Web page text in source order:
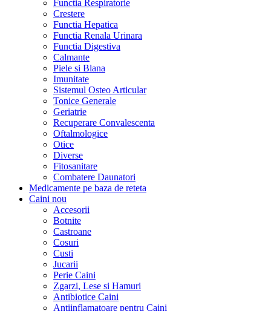
Functia Respiratorie
Crestere
Functia Hepatica
Functia Renala Urinara
Functia Digestiva
Calmante
Piele si Blana
Imunitate
Sistemul Osteo Articular
Tonice Generale
Geriatrie
Recuperare Convalescenta
Oftalmologice
Otice
Diverse
Fitosanitare
Combatere Daunatori
Medicamente pe baza de reteta
Caini nou
Accesorii
Botnite
Castroane
Cosuri
Custi
Jucarii
Perie Caini
Zgarzi, Lese si Hamuri
Antibiotice Caini
Antiinflamatoare pentru Caini